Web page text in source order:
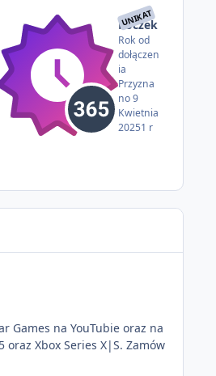
UNIKAT
Roczek
Rok od
dołączen
ia
Przyzna
no9
Kwietnia
20251 r
Games na YouTubie oraz na